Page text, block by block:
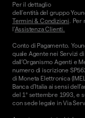
Per il dettaglio
dell'entità del gruppo
Termini & Condizioni .
l'Assistenza Clienti.
Conto di Pagamento.
quale Agente nei Servizi
dall’Organismo Agenti e
numero di iscrizione
di Moneta Elettronica
Banca d’Italia ai sensi
del 1° settembre 1993, e
con sede legale in Via